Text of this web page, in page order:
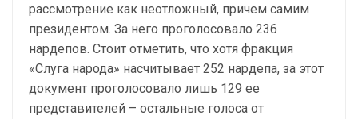
рассмотрение как неотложный, причем самим
президентом. За него проголосовало 236
нардепов. Стоит отметить, что хотя фракция
«Слуга народа» насчитывает 252 нардепа, за этот
документ проголосовало лишь 129 ее
представителей – остальные голоса от